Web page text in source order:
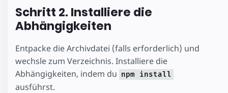
Schritt 2. Installiere die
Abhängigkeiten
Entpacke die Archivdatei (falls erforderlich) und
wechsle zum Verzeichnis. Installiere die
Abhängigkeiten, indem du npm install
ausführst.